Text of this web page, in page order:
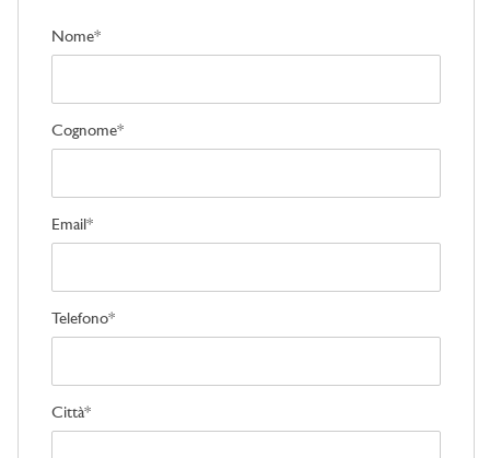
Nome*
Cognome*
Email*
Telefono*
Città*